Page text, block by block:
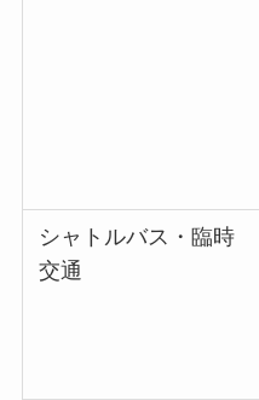
シャトルバス・臨時
交通